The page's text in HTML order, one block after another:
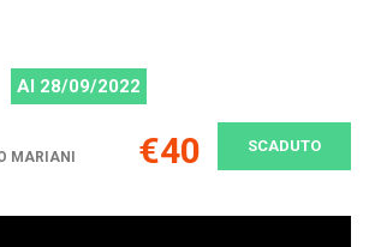
Al 28/09/2022
MARIANI
€40 SCADUTO